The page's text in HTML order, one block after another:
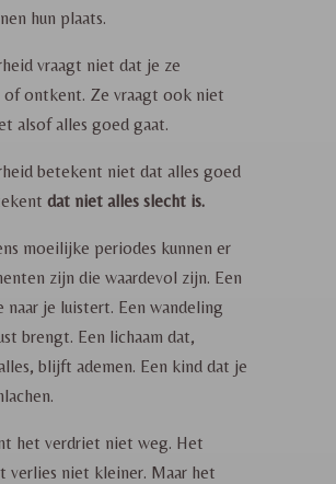
hun plaats.
vraagt niet dat je ze
of ontkent. Ze vraagt ook niet
alsof alles goed gaat.
betekent niet dat alles goed
dat niet alles slecht is.
moeilijke periodes kunnen er
zijn die waardevol zijn. Een
naar je luistert. Een wandeling
brengt. Een lichaam dat,
blijft ademen. Een kind dat je
het verdriet niet weg. Het
verlies niet kleiner. Maar het